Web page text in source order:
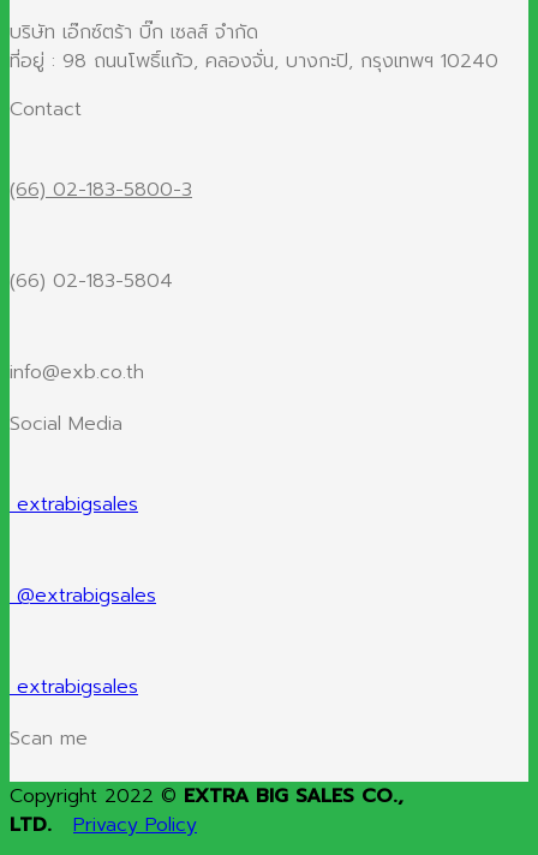
บริษัท เอ๊กซ์ตร้า บิ๊ก เซลส์ จำกัด
ที่อยู่ : 98 ถนนโพธิ์แก้ว, คลองจั่น, บางกะปิ, กรุงเทพฯ 10240
Contact
(66) 02-183-5800-3
(66) 02-183-5804
info@exb.co.th
Social Media
extrabigsales
@extrabigsales
extrabigsales
Scan me
Copyright 2022 © EXTRA BIG SALES CO.,
LTD.
Privacy Policy